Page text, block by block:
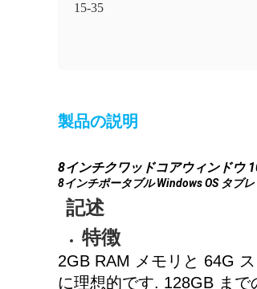
15-35
製品の説明
8インチクワッドコアウィンドウ
8インチポータブル Windows OS タブ
記述
特徴
2GB RAM メモリと 64G
に理想的です. 128GB ま